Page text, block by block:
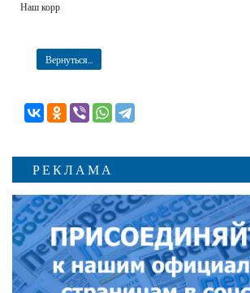
Наш корр
Вернуться...
РЕКЛАМА